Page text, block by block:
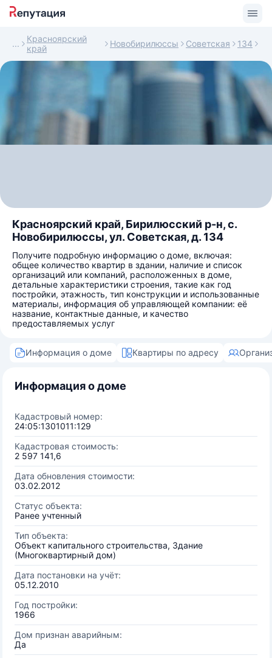
Красноярский
край
Новобирилюссы Советская 134
Красноярский край, Бирилюсский р-н, с.
Новобирилюссы, ул. Советская, д. 134
Получите подробную информацию о доме, включая:
общее количество квартир в здании, наличие и список
организаций или компаний, расположенных в доме,
детальные характеристики строения, такие как год
постройки, этажность, тип конструкции и использованные
материалы, информация об управляющей компании: её
название, контактные данные, и качество
предоставляемых услуг
Информация о доме Квартиры по адресу
Информация о доме
Кадастровый номер:
24:05:1301011:129
Кадастровая стоимость:
2 597 141,6
Дата обновления стоимости:
03.02.2012
Статус объекта:
Ранее учтенный
Тип объекта:
Объект капитального строительства, Здание
(Многоквартирный дом)
Дата постановки на учёт:
05.12.2010
Год постройки:
1966
Дом признан аварийным:
Да